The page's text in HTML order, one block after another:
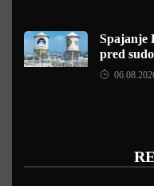
Spajanje
pred